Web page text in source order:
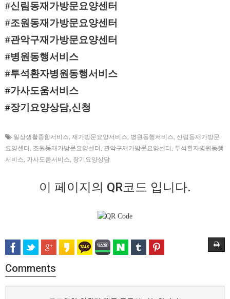
#신림동재가방문요양센터
#조원동재가방문요양센터
#관악구재가방문요양센터
#병원동행서비스
#투석환자병원동행서비스
#가사도움서비스
#장기요양상담,신청
일상생활종합서비스, 재가방문요양서비스, 병원동행서비스, 신림동재가방문
요양센터 , 조원동재가방문요양센터 , 관악구재가방문요양센터 , 투석환자병원동행
서비스, 가사도움서비스, 장기요양상담
이 페이지의 QR코드 입니다.
Comments